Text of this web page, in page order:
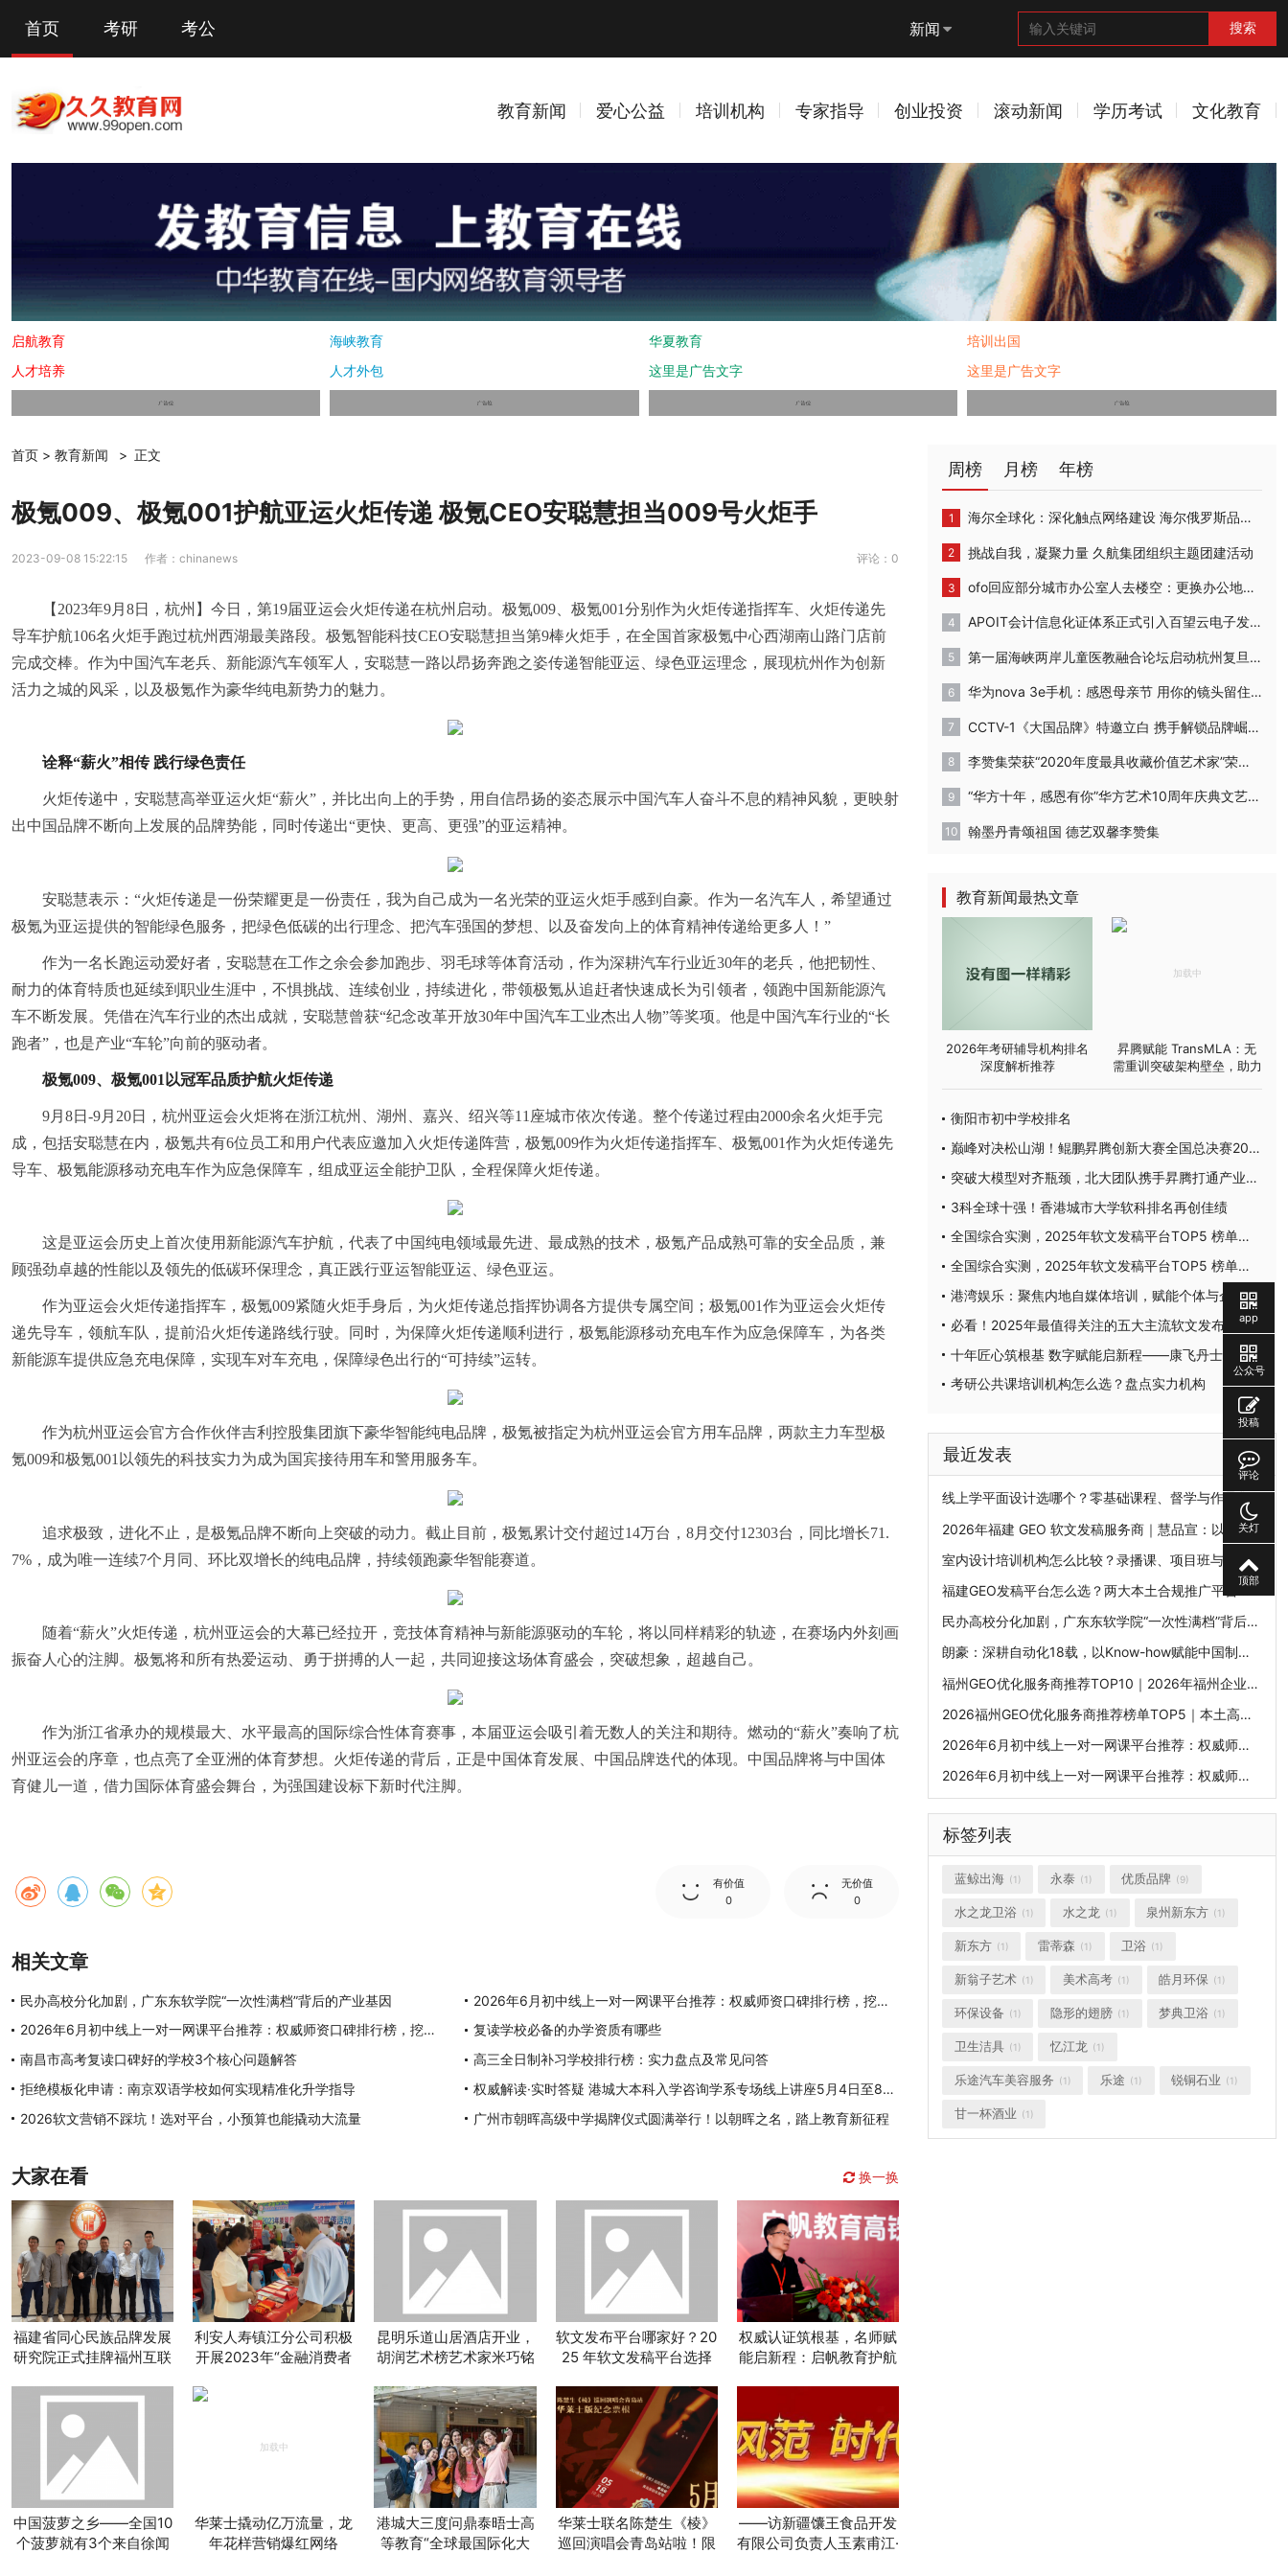
首页 考研 考公 新闻 搜索
教育新闻 爱心公益 培训机构 专家指导 创业投资 滚动新闻 学历考试 文化教育
启航教育 海峡教育 华夏教育
培训出国
人才培养
人才外包 这里是广告文字 这里是广告文字
首页 > 教育新闻 > 正文
极氪009、极氪001护航亚运火炬传递 极氪CEO安聪慧担当009号火炬手
2023-09-08 15:22:15 作者：chinanews 评论：0
【2023年9月8日，杭州】今日，第19届亚运会火炬传递在杭州启动。极氪009、极氪001分别作为火炬传递指挥车、火炬传递先
导车护航106名火炬手跑过杭州西湖最美路段。极氪智能科技CEO安聪慧担当第9棒火炬手，在全国首家极氪中心西湖南山路门店前
完成交棒。作为中国汽车老兵、新能源汽车领军人，安聪慧一路以昂扬奔跑之姿传递智能亚运、绿色亚运理念，展现杭州作为创新
活力之城的风采，以及极氪作为豪华纯电新势力的魅力。
诠释“薪火”相传 践行绿色责任
火炬传递中，安聪慧高举亚运火炬“薪火”，并比出向上的手势，用自信昂扬的姿态展示中国汽车人奋斗不息的精神风貌，更映射
出中国品牌不断向上发展的品牌势能，同时传递出“更快、更高、更强”的亚运精神。
安聪慧表示：“火炬传递是一份荣耀更是一份责任，我为自己成为一名光荣的亚运火炬手感到自豪。作为一名汽车人，希望通过
极氪为亚运提供的智能绿色服务，把绿色低碳的出行理念、把汽车强国的梦想、以及奋发向上的体育精神传递给更多人！”
作为一名长跑运动爱好者，安聪慧在工作之余会参加跑步、羽毛球等体育活动，作为深耕汽车行业近30年的老兵，他把韧性、
耐力的体育特质也延续到职业生涯中，不惧挑战、连续创业，持续进化，带领极氪从追赶者快速成长为引领者，领跑中国新能源汽
车不断发展。凭借在汽车行业的杰出成就，安聪慧曾获“纪念改革开放30年中国汽车工业杰出人物”等奖项。他是中国汽车行业的“长
跑者”，也是产业“车轮”向前的驱动者。
极氪009、极氪001 以冠军品质护航火炬传递
9月8日-9月20日，杭州亚运会火炬将在浙江杭州、湖州、嘉兴、绍兴等11座城市依次传递。整个传递过程由2000余名火炬手完
成，包括安聪慧在内，极氪共有6位员工和用户代表应邀加入火炬传递阵营，极氪009作为火炬传递指挥车、极氪001作为火炬传递先
导车、极氪能源移动充电车作为应急保障车，组成亚运全能护卫队，全程保障火炬传递。
这是亚运会历史上首次使用新能源汽车护航，代表了中国纯电领域最先进、最成熟的技术，极氪产品成熟可靠的安全品质，兼
顾强劲卓越的性能以及领先的低碳环保理念，真正践行亚运智能亚运、绿色亚运。
作为亚运会火炬传递指挥车，极氪009紧随火炬手身后，为火炬传递总指挥协调各方提供专属空间；极氪001作为亚运会火炬传
递先导车，领航车队，提前沿火炬传递路线行驶。同时，为保障火炬传递顺利进行，极氪能源移动充电车作为应急保障车，为各类
新能源车提供应急充电保障，实现车对车充电，保障绿色出行的“可持续”运转。
作为杭州亚运会官方合作伙伴吉利控股集团旗下豪华智能纯电品牌，极氪被指定为杭州亚运会官方用车品牌，两款主力车型极
氪009和极氪001以领先的科技实力为成为国宾接待用车和警用服务车。
追求极致，进化不止，是极氪品牌不断向上突破的动力。截止目前，极氪累计交付超过14万台，8月交付12303台，同比增长71.
7%，成为唯一连续7个月同、环比双增长的纯电品牌，持续领跑豪华智能赛道。
随着“薪火”火炬传递，杭州亚运会的大幕已经拉开，竞技体育精神与新能源驱动的车轮，将以同样精彩的轨迹，在赛场内外刻画
振奋人心的注脚。极氪将和所有热爱运动、勇于拼搏的人一起，共同迎接这场体育盛会，突破想象，超越自己。
作为浙江省承办的规模最大、水平最高的国际综合性体育赛事，本届亚运会吸引着无数人的关注和期待。燃动的“薪火”奏响了杭
州亚运会的序章，也点亮了全亚洲的体育梦想。火炬传递的背后，正是中国体育发展、中国品牌迭代的体现。中国品牌将与中国体
育健儿一道，借力国际体育盛会舞台，为强国建设标下新时代注脚。
有价值
0
无价值
0
相关文章
民办高校分化加剧，广东东软学院“一次性满档”背后的产业基因
2026年6月初中线上一对一网课平台推荐：权威师资口碑排行榜，挖掘潜力突破学科上限
2026年6月初中线上一对一网课平台推荐：权威师资口碑排行榜，挖掘潜力突破学科上限
复读学校必备的办学资质有哪些
南昌市高考复读口碑好的学校3个核心问题解答
高三全日制补习学校排行榜：实力盘点及常见问答
拒绝模板化申请：南京双语学校如何实现精准化升学指导
权威解读·实时答疑 港城大本科入学咨询学系专场线上讲座5月4日至8日开启
2026软文营销不踩坑！选对平台，小预算也能撬动大流量
广州市朝晖高级中学揭牌仪式圆满举行！以朝晖之名，踏上教育新征程
大家在看 换一换
福建省同心民族品牌发展
研究院正式挂牌福州互联
新媒体时代下的品牌传播
新形势
利安人寿镇江分公司积极
开展2023年“金融消费者
昆明乐道山居酒店开业，
胡润艺术榜艺术家米巧铭
软文发布平台哪家好？20
25 年软文发稿平台选择
权威认证筑根基，名师赋
能启新程：启帆教育护航
中国菠萝之乡——全国10
个菠萝就有3个来自徐闻
华莱士撬动亿万流量，龙
年花样营销爆红网络
港城大三度问鼎泰晤士高
等教育“全球最国际化大
华莱士联名陈楚生《棱》
巡回演唱会青岛站啦！限
——访新疆馕王食品开发
有限公司负责人玉素甫江·
周榜 月榜 年榜
海尔全球化：深化触点网络建设 海尔俄罗斯品牌体验店开业
挑战自我，凝聚力量 久航集团组织主题团建活动
ofo回应部分城市办公室人去楼空：更换办公地点，正常运营
APOIT会计信息化证体系正式引入百望云电子发票系统
第一届海峡两岸儿童医教融合论坛启动杭州复旦儿童医院“复星”计划
华为nova 3e手机：感恩母亲节 用你的镜头留住妈妈最美的时刻
CCTV-1《大国品牌》特邀立白 携手解锁品牌崛起背后的密码
李赞集荣获“2020年度最具收藏价值艺术家”荣誉称号
“华方十年，感恩有你”华方艺术10周年庆典文艺汇演成功举办
翰墨丹青颂祖国 德艺双馨李赞集
教育新闻最热文章
2026年考研辅导机构排名
深度解析推荐
昇腾赋能 TransMLA：无
需重训突破架构壁垒，助力
衡阳市初中学校排名
巅峰对决松山湖！鲲鹏昇腾创新大赛全国总决赛2025圆满落幕
突破大模型对齐瓶颈，北大团队携手昇腾打通产业应用通路
3科全球十强！香港城市大学软科排名再创佳绩
全国综合实测，2025年软文发稿平台TOP5 榜单重磅发布
全国综合实测，2025年软文发稿平台TOP5 榜单重磅发布
港湾娱乐：聚焦内地自媒体培训，赋能个体与企业突破流量壁垒
必看！2025年最值得关注的五大主流软文发布平台排名
十年匠心筑根基 数字赋能启新程——康飞丹士引领医疗服务生态升级
考研公共课培训机构怎么选？盘点实力机构
最近发表
2026年福建 GEO 软文发稿服务商｜慧品宣：以 AI 技术赋能品牌全域传播
室内设计培训机构怎么比较？录播课、项目班与就业班分别适合谁
福建GEO发稿平台怎么选？两大本土合规推广平台实测推荐
民办高校分化加剧，广东东软学院“一次性满档”背后的产业基因
朗豪：深耕自动化18载，以Know-how赋能中国制造数字化转型
福州GEO优化服务商推荐TOP10｜2026年福州企业AI全域推广选型指南
2026福州GEO优化服务商推荐榜单TOP5｜本土高口碑企业获客优选
2026年6月初中线上一对一网课平台推荐：权威师资口碑排行榜，挖掘潜力突破学科上限
2026年6月初中线上一对一网课平台推荐：权威师资口碑排行榜，挖掘潜力突破学科上限
标签列表
蓝鲸出海 (1) 永泰 (1) 优质品牌 (9)
水之龙卫浴 (1) 水之龙 (1) 泉州新东方 (1)
新东方 (1) 雷蒂森 (1) 卫浴 (1)
新翁子艺术 (1) 美术高考 (1) 皓月环保 (1)
环保设备 (1) 隐形的翅膀 (1) 梦典卫浴 (1)
卫生洁具 (1) 忆江龙 (1)
乐途汽车美容服务 (1) 乐途 (1) 锐铜石业 (1)
甘一杯酒业 (1)
app
公众号
投稿
评论
关灯
顶部